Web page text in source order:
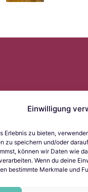
Einwilligung
Erlebnis zu bieten,
zu speichern und/oder
können wir Daten wie
Wenn du deine
bestimmte Merkmale und
(EU)